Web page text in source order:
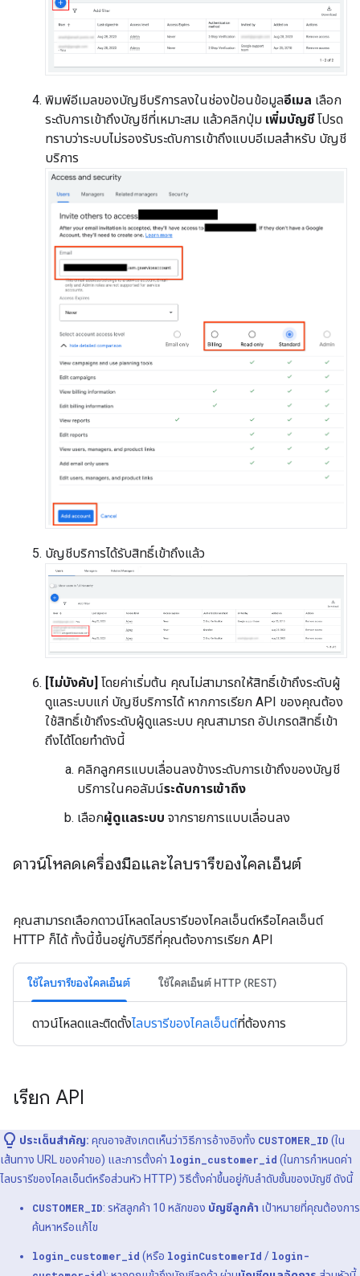
พิมพ์อีเมลของบัญชีบริการลงในช่องป้อนข้อมูลอีเมล เลือก
ระดับการเข้าถึงบัญชีที่เหมาะสม แล้วคลิกปุ่ม เพิ่มบัญชีโปรด
ทราบว่าระบบไม่รองรับระดับการเข้าถึงแบบอีเมลสำหรับ บัญชี
บริการ
บัญชีบริการได้รับสิทธิ์เข้าถึงแล้ว
[ไม่บังคับ] โดยค่าเริ่มต้น คุณไม่สามารถให้สิทธิ์เข้าถึงระดับผู้
ดูแลระบบแก่ บัญชีบริการได้ หากการเรียก API ของคุณต้อง
ใช้สิทธิ์เข้าถึงระดับผู้ดูแลระบบ คุณสามารถ อัปเกรดสิทธิ์เข้า
ถึงได้โดยทำดังนี้
คลิกลูกศรแบบเลื่อนลงข้างระดับการเข้าถึงของบัญชี
บริการในคอลัมน์ระดับการเข้าถึง
เลือกผู้ดูแลระบบ จากรายการแบบเลื่อนลง
ดาวน์โหลดเครื่องมือและไลบรารีของไคลเอ็นต์
คุณสามารถเลือกดาวน์โหลดไลบรารีของไคลเอ็นต์หรือไคลเอ็นต์
HTTP ก็ได้ ทั้งนี้ขึ้นอยู่กับวิธีที่คุณต้องการเรียก API
ใช้ไลบรารีของไคลเอ็นต์ ใช้ไคลเอ็นต์ HTTP (REST)
ดาวน์โหลดและติดตั้งไลบรารีของไคลเอ็นต์ที่ต้องการ
เรียก API
ประเด็นสำคัญ: คุณอาจสังเกตเห็นว่าวิธีการอ้างอิงทั้ง CUSTOMER_ID (ใน
เส้นทาง URL ของคำขอ) และการตั้งค่า login_customer_id (ในการกำหนดค่า
ไลบรารีของไคลเอ็นต์หรือส่วนหัว HTTP) วิธีตั้งค่าขึ้นอยู่กับลำดับชั้นของบัญชี ดังนี้
CUSTOMER_ID: รหัสลูกค้า 10 หลักของ บัญชีลูกค้า เป้าหมายที่คุณต้องการ
ค้นหาหรือแก้ไข
login_customer_id (หรือ loginCustomerId / login-